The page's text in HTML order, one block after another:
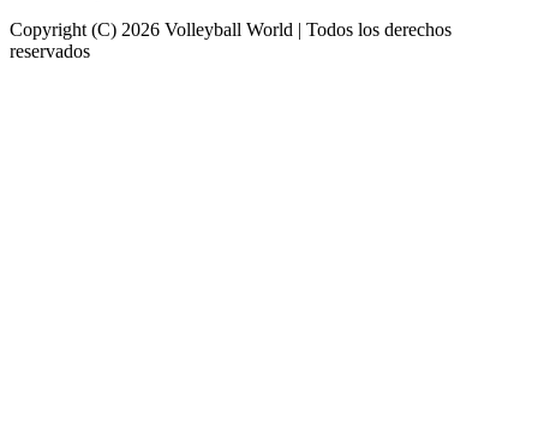
Copyright (C) 2026 Volleyball World | Todos los derechos
reservados